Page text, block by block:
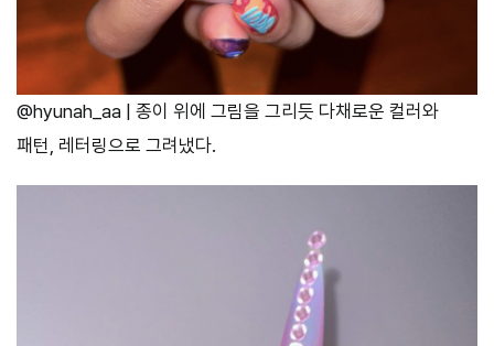
@hyunah_aa | 종이 위에 그림을 그리듯 다채로운 컬러와
패턴, 레터링으로 그려냈다.